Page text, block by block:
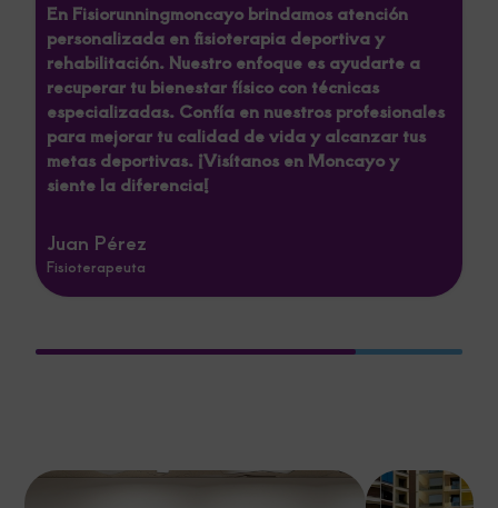
En Fisiorunningmoncayo brindamos atención
personalizada en fisioterapia deportiva y
rehabilitación. Nuestro enfoque es ayudarte a
recuperar tu bienestar físico con técnicas
especializadas. Confía en nuestros profesionales
para mejorar tu calidad de vida y alcanzar tus
metas deportivas. ¡Visítanos en Moncayo y
siente la diferencia!
Juan Pérez
Fisioterapeuta